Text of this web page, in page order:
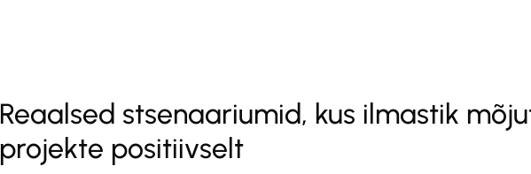
Reaalsed stsenaariumid, kus ilmastik
projekte positiivselt